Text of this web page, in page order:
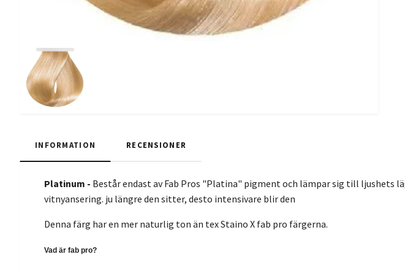
INFORMATION RECENSIONER
Platinum - Består endast av Fab Pros "Platina" pigment och lämpar sig till ljushets
vitnyansering. ju längre den sitter, desto intensivare blir den
Denna färg har en mer naturlig ton än tex Staino X fab pro färgerna.
Vad är fab pro?